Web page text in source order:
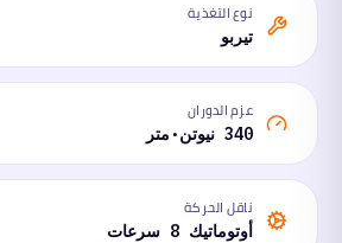
نوع التغذية
تيربو
عزم الدوران
340 نيوتن·متر
ناقل الحركة
أوتوماتيك 8 سرعات